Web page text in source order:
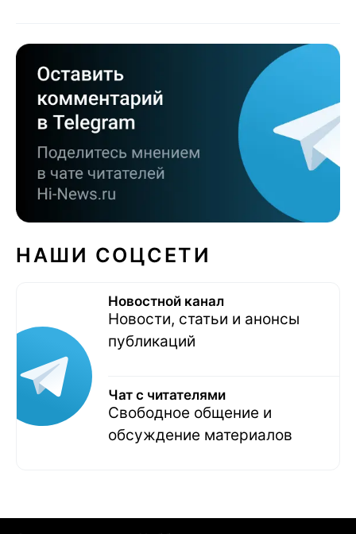
НАШИ СОЦСЕТИ
Новостной канал
Новости, статьи и анонсы
публикаций
Чат с читателями
Свободное общение и
обсуждение материалов